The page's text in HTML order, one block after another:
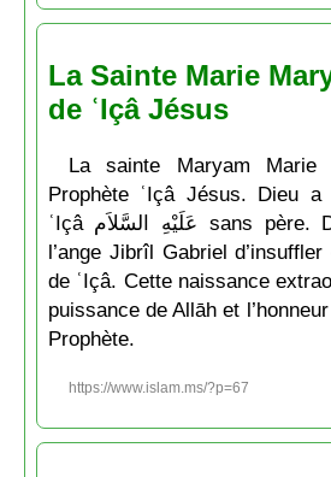
La Sainte Marie
de ʿIçâ Jésus
La sainte Maryam
Prophète ʿIçâ Jésus. Dieu
ʿIçâ عَلَيْهِ السَّلاَم sans père. Dieu a ordonné à
l’ange Jibrîl Gabriel
de ʿIçâ. Cette naissance
puissance de Allāh et
Prophète.
https://www.islam.ms/?p=67